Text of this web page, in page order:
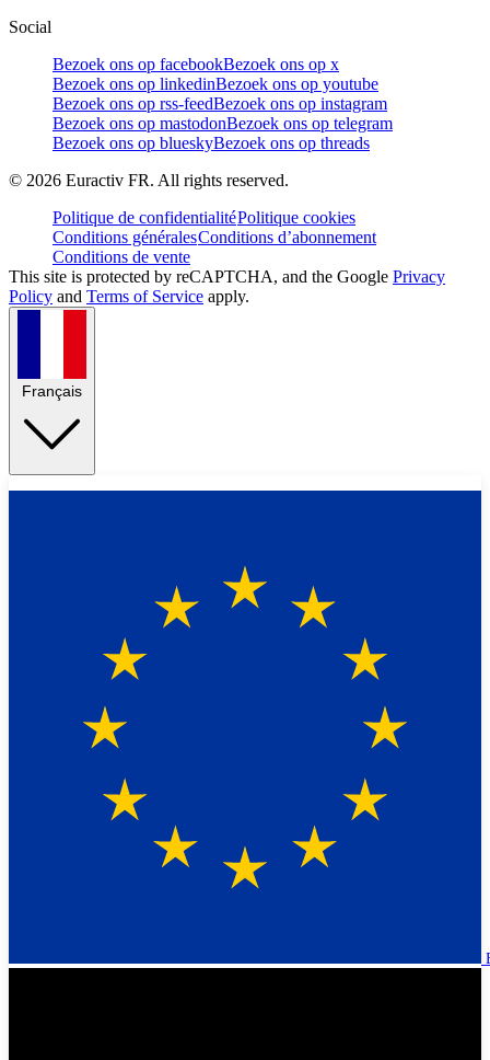
Social
Bezoek ons op facebookBezoek ons op x
Bezoek ons op linkedinBezoek ons op youtube
Bezoek ons op rss-feedBezoek ons op instagram
Bezoek ons op mastodonBezoek ons op telegram
Bezoek ons op blueskyBezoek ons op threads
© 2026 Euractiv FR. All rights reserved.
Politique de confidentialitéPolitique cookies
Conditions généralesConditions d’abonnement
Conditions de vente
This site is protected by reCAPTCHA, and the Google Privacy
Policy and Terms of Service apply.
Français